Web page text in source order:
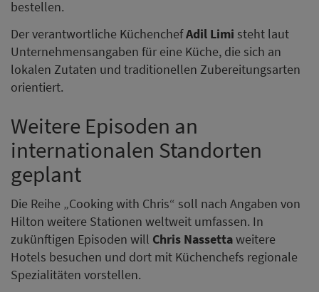
bestellen.
Der verantwortliche KüchenchefAdil Limi steht laut
Unternehmensangaben für eine Küche, die sich an
lokalen Zutaten und traditionellen Zubereitungsarten
orientiert.
Weitere Episoden an
internationalen Standorten
geplant
Die Reihe „Cooking with Chris“ soll nach Angaben von
Hilton weitere Stationen weltweit umfassen. In
zukünftigen Episoden will Chris Nassettaweitere
Hotels besuchen und dort mit Küchenchefs regionale
Spezialitäten vorstellen.